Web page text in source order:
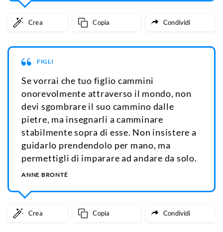
Crea Copia Condividi
FIGLI
Se vorrai che tuo figlio cammini
onorevolmente attraverso il mondo, non
devi sgombrare il suo cammino dalle
pietre, ma insegnarli a camminare
stabilmente sopra di esse. Non insistere a
guidarlo prendendolo per mano, ma
permettigli di imparare ad andare da solo.
ANNE BRONTË
Crea Copia Condividi